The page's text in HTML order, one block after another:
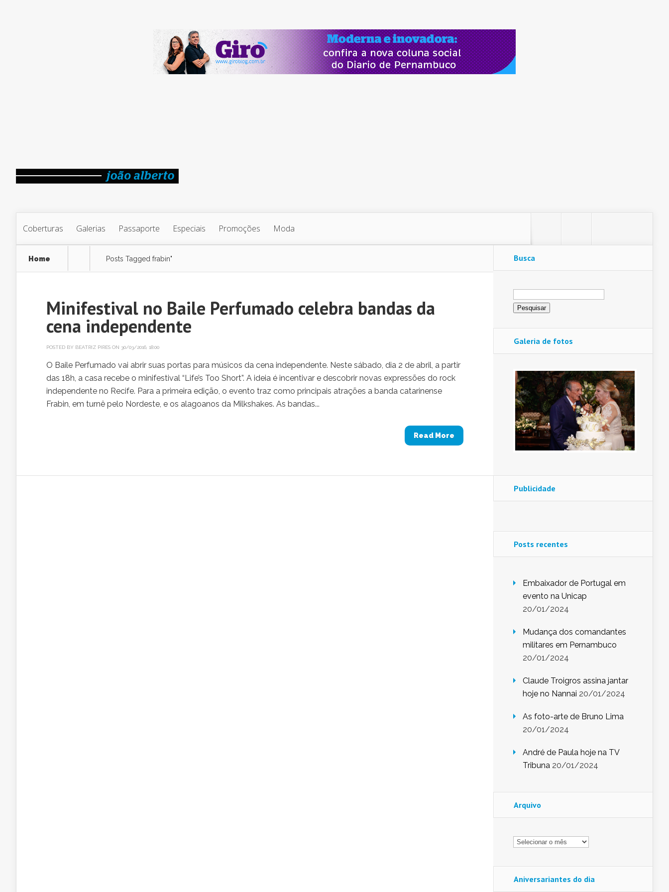
Coberturas Galerias Passaporte Especiais Promoções Moda
Home Posts Tagged frabin"
Minifestival no Baile Perfumado celebra bandas da
cena independente
POSTED BY BEATRIZ PIRES ON 30/03/2016, 18:00
O Baile Perfumado vai abrir suas portas para músicos da cena independente. Neste sábado, dia 2 de abril, a partir
das 18h, a casa recebe o minifestival “Life’s Too Short”. A ideia é incentivar e descobrir novas expressões do rock
independente no Recife. Para a primeira edição, o evento traz como principais atrações a banda catarinense
Frabin, em turnê pelo Nordeste, e os alagoanos da Milkshakes. As bandas...
Read More
Busca
Pesquisar
por:
Galeria de fotos
Publicidade
Posts recentes
Embaixador de Portugal em
evento na Unicap
20/01/2024
Mudança dos comandantes
militares em Pernambuco
20/01/2024
Claude Troigros assina jantar
hoje no Nannai 20/01/2024
As foto-arte de Bruno Lima
20/01/2024
André de Paula hoje na TV
Tribuna 20/01/2024
Arquivo
Arquivo
Aniversariantes do dia